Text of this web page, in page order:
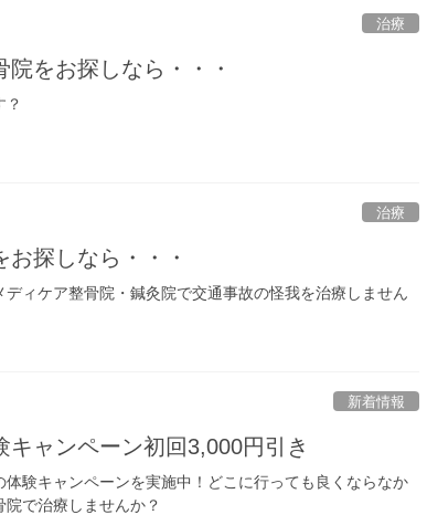
治療
院をお探しなら・・・
？
治療
お探しなら・・・
ィケア整骨院・鍼灸院で交通事故の怪我を治療しません
新着情報
キャンペーン初回3,000円引き
体験キャンペーンを実施中！どこに行っても良くならなか
で治療しませんか？